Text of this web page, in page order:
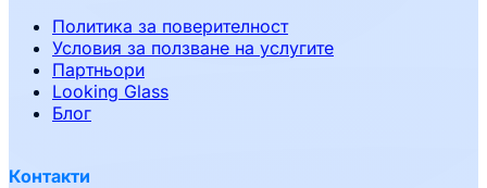
Политика за поверителност
Условия за ползване на услугите
Партньори
Looking Glass
Блог
Контакти